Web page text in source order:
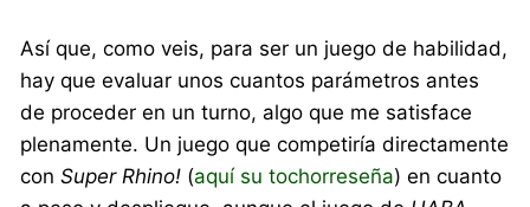
Así que, como veis, para ser un juego de habilidad,
hay que evaluar unos cuantos parámetros antes
de proceder en un turno, algo que me satisface
plenamente. Un juego que competiría directamente
conSuper Rhino! (aquí su tochorreseña) en cuanto